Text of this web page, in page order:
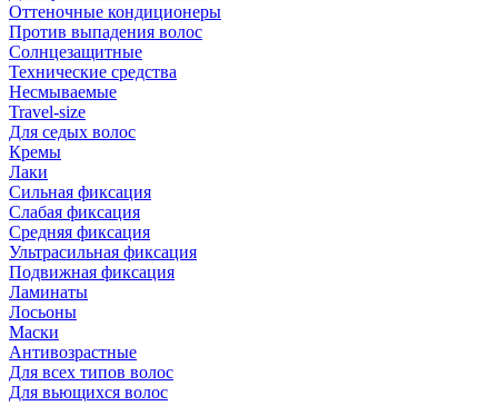
Оттеночные кондиционеры
Против выпадения волос
Солнцезащитные
Технические средства
Несмываемые
Travel-size
Для седых волос
Кремы
Лаки
Сильная фиксация
Слабая фиксация
Средняя фиксация
Ультрасильная фиксация
Подвижная фиксация
Ламинаты
Лосьоны
Маски
Антивозрастные
Для всех типов волос
Для вьющихся волос